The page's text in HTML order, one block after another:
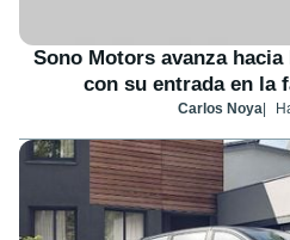
Sono Motors avanza
con su entrada en la
Carlos Noya